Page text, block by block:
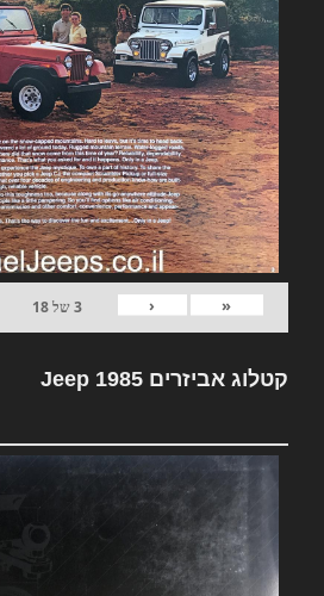
«
‹
3של18
קטלוג אביזרים Jeep 1985